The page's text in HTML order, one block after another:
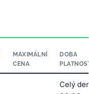
MAXIMÁLNÍ
CENA
DOBA
Celý